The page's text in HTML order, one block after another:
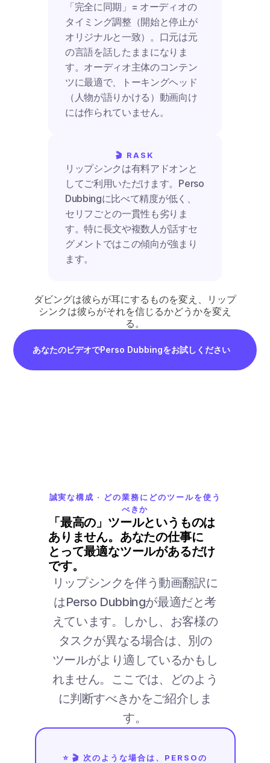
「完全に同期」= オーディオの
タイミング調整（開始と停止が
オリジナルと一致）。口元は元
の言語を話したままになりま
す。オーディオ主体のコンテン
ツに最適で、トーキングヘッド
（人物が語りかける）動画向け
には作られていません。
🎬 RASK
リップシンクは有料アドオンと
してご利用いただけます。Perso
Dubbingに比べて精度が低く、
セリフごとの一貫性も劣りま
す。特に長文や複数人が話すセ
グメントではこの傾向が強まり
ます。
ダビングは彼らが耳にするものを変え、リップ
シンクは彼らがそれを信じるかどうかを変え
る。
あなたのビデオでPerso Dubbingをお試しください
誠実な構成 · どの業務にどのツールを使う
べきか
「最高の」ツールというものは
ありません。あなたの仕事に
とって最適なツールがあるだけ
です。
リップシンクを伴う動画翻訳に
はPerso Dubbingが最適だと考
えています。しかし、お客様の
タスクが異なる場合は、別の
ツールがより適しているかもし
れません。ここでは、どのよう
に判断すべきかをご紹介しま
す。
⭐ 🎬 次のような場合は、PERSOの